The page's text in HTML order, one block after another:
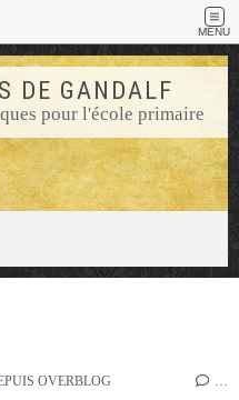
MENU
DE GANDALF
pour l'école primaire
OVERBLOG …